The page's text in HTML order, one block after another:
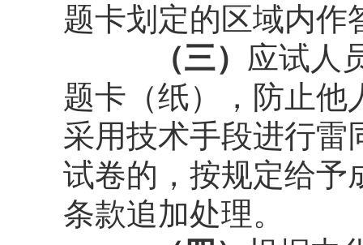
题卡划定的区域内作
（三） 应试人
题卡（纸），防止他
采用技术手段进行雷
试卷的，按规定给予
条款追加处理。